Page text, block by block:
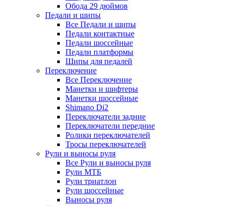
Обода 29 дюймов
Педали и шипы
Все Педали и шипы
Педали контактные
Педали шоссейные
Педали платформы
Шипы для педалей
Переключение
Все Переключение
Манетки и шифтеры
Манетки шоссейные
Shimano Di2
Переключатели задние
Переключатели передние
Ролики переключателей
Тросы переключателей
Рули и выносы руля
Все Рули и выносы руля
Рули МТБ
Рули триатлон
Рули шоссейные
Выносы руля